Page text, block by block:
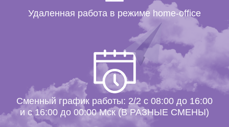
Удаленная работа в режиме home-office
Сменный график работы: 2/2 с 08:00 до 16:00
и с 16:00 до 00:00 Мск (В РАЗНЫЕ СМЕНЫ)